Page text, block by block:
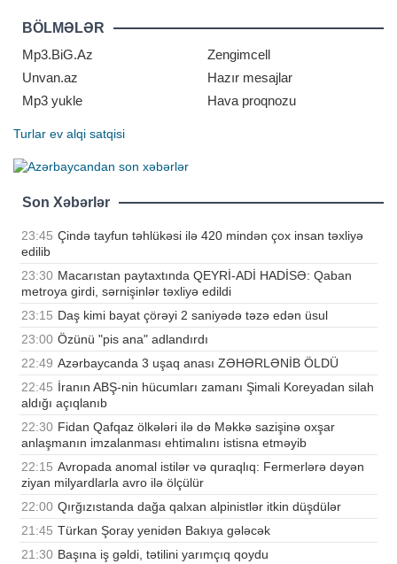
York Times" nəşri rəsmilərə və
mütəxəssislərə istinadən məlumat
yayıb. Tehran BMT müfəttişlərinin
ən həssa
BÖLMƏLƏR
Mp3.BiG.Az
Zengimcell
Unvan.az
Hazır mesajlar
Mp3 yukle
Hava proqnozu
Turlar ev alqi satqisi
Son Xəbərlər
23:45 Çində tayfun təhlükəsi ilə 420 mindən çox insan təxliyə
edilib
23:30 Macarıstan paytaxtında QEYRİ-ADİ HADİSƏ: Qaban
metroya girdi, sərnişinlər təxliyə edildi
23:15 Daş kimi bayat çörəyi 2 saniyədə təzə edən üsul
23:00 Özünü "pis ana" adlandırdı
22:49 Azərbaycanda 3 uşaq anası ZƏHƏRLƏNİB ÖLDÜ
22:45 İranın ABŞ-nin hücumları zamanı Şimali Koreyadan silah
aldığı açıqlanıb
22:30 Fidan Qafqaz ölkələri ilə də Məkkə sazişinə oxşar
anlaşmanın imzalanması ehtimalını istisna etməyib
22:15 Avropada anomal istilər və quraqlıq: Fermerlərə dəyən
ziyan milyardlarla avro ilə ölçülür
22:00 Qırğızıstanda dağa qalxan alpinistlər itkin düşdülər
21:45 Türkan Şoray yenidən Bakıya gələcək
21:30 Başına iş gəldi, tətilini yarımçıq qoydu